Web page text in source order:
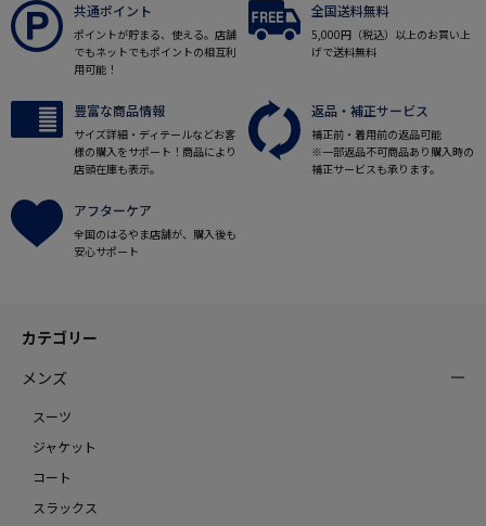
共通ポイント
ポイントが貯まる、使える。店舗
でもネットでもポイントの相互利
用可能！
全国送料無料
5,000円（税込）以上のお買い上
げで送料無料
豊富な商品情報
サイズ詳細・ディテールなどお客
様の購入をサポート！商品により
店頭在庫も表示。
返品・補正サービス
補正前・着用前の返品可能
※一部返品不可商品あり購入時の
補正サービスも承ります。
アフターケア
全国のはるやま店舗が、購入後も
安心サポート
カテゴリー
メンズ
スーツ
ジャケット
コート
スラックス